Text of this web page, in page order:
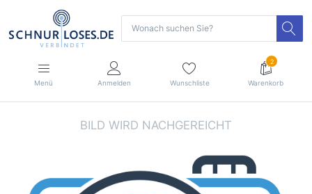
Menü Anmelden Wunschliste
2
Warenkorb